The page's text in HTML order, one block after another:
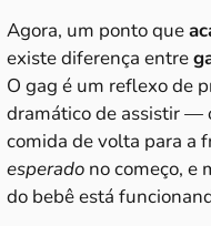
Agora, um ponto que
existe diferença entre
O gag é um reflexo de
dramático de assistir —
comida de volta para a
esperado no começo, e
do bebê está